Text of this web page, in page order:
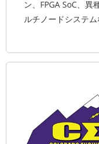
ン、FPGA SoC、
ルチノードシステム